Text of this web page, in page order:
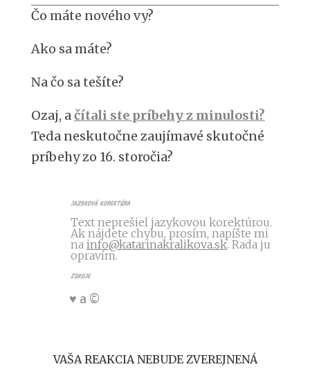
Čo máte nového vy?
Ako sa máte?
Na čo sa tešíte?
Ozaj, ačítali ste príbehy z minulosti?
Teda neskutočne zaujímavé skutočné
príbehy zo 16. storočia?
jazyková korektúra
Text neprešiel jazykovou korektúrou.
Ak nájdete chybu, prosím, napíšte mi
na info@katarinakralikova.sk. Rada ju
opravím.
zdroje
♥ a ©
VAŠA REAKCIA NEBUDE ZVEREJNENÁ